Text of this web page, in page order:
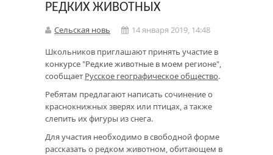
РЕДКИХ ЖИВОТНЫХ
Сельская новь
14 января 2019, 14:48
Школьников приглашают принять участие в
конкурсе "Редкие животные в моем регионе",
сообщает Русское географическое общество.
Ребятам предлагают написать сочинение о
краснокнижных зверях или птицах, а также
слепить их фигуры из снега.
Для участия необходимо в свободной форме
рассказать о редком животном, обитающем в